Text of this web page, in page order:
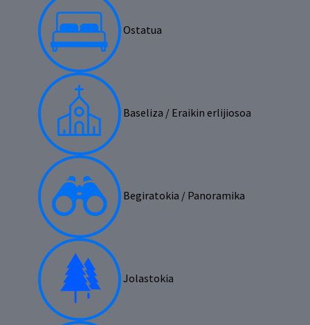
Ostatua
Baseliza / Eraikin erlijiosoa
Begiratokia / Panoramika
Jolastokia